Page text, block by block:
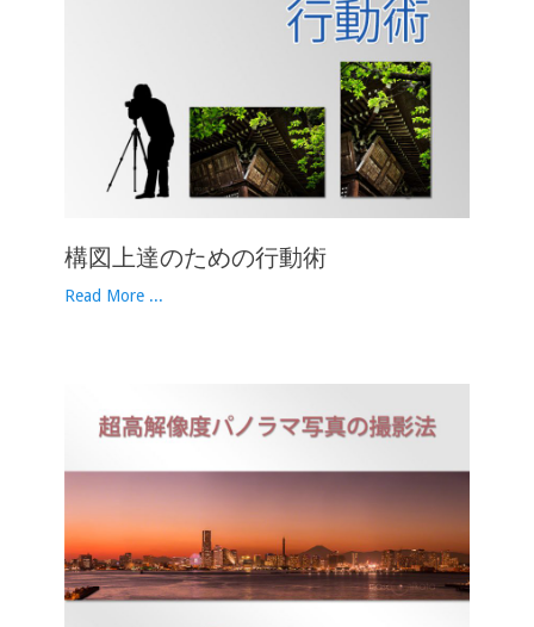
構図上達のための行動術
Read More ...